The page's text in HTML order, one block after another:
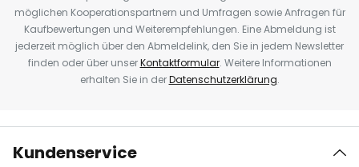
möglichen Kooperationspartnern und Umfragen sowie Anfragen für
Kaufbewertungen und Weiterempfehlungen. Eine Abmeldung ist
jederzeit möglich über den Abmeldelink, den Sie in jedem Newsletter
finden oder über unserKontaktformular. Weitere Informationen
erhalten Sie in derDatenschutzerklärung.
Kundenservice